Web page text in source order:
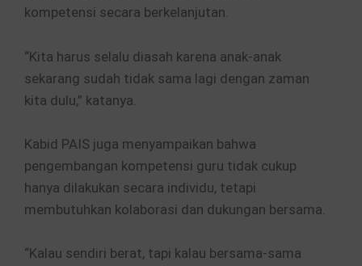
kompetensi secara berkelanjutan.
“Kita harus selalu diasah karena anak-anak
sekarang sudah tidak sama lagi dengan zaman
kita dulu,” katanya.
Kabid PAIS juga menyampaikan bahwa
pengembangan kompetensi guru tidak cukup
hanya dilakukan secara individu, tetapi
membutuhkan kolaborasi dan dukungan bersama.
“Kalau sendiri berat, tapi kalau bersama-sama